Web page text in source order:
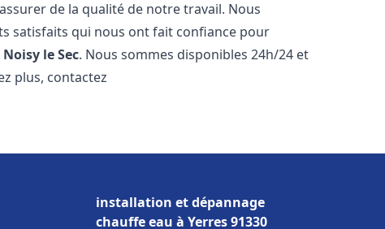
de la qualité de notre travail. Nous
satisfaits qui nous ont fait confiance pour
Noisy le Sec. Nous sommes disponibles 24h/24 et
plus, contactez
installation et dépannage
chauffe eau à Yerres 91330